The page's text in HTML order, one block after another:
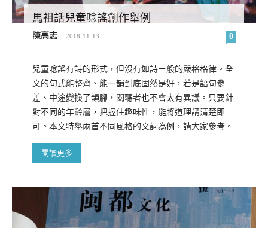
馬祖話兒童唸謠創作舉例
陳高志 - 2018-11-13 0
兒童唸謠有詩的形式，但沒有如詩ㄧ般的嚴格格律。全
文的句式能整齊、能一韻到底固然是好，若是語句參
差、中途變換了韻腳，閱聽者也不會太有異議。只要針
對不同的年齡層，把握住趣味性，能將道理講清楚即
可。本文特舉兩首不同風格的文詞為例，請大家參考。
閱讀更多